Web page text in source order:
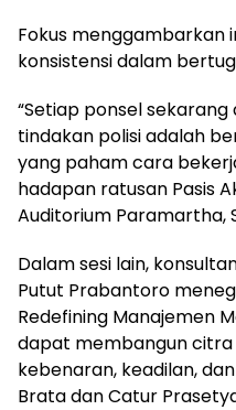
Fokus menggambarkan
konsistensi dalam
“Setiap ponsel
tindakan polisi adalah
yang paham cara
hadapan ratusan Pasis
Auditorium Paramartha,
Dalam sesi lain,
Putut Prabantoro
Redefining Manajemen
dapat membangun
kebenaran, keadilan,
Brata dan Catur